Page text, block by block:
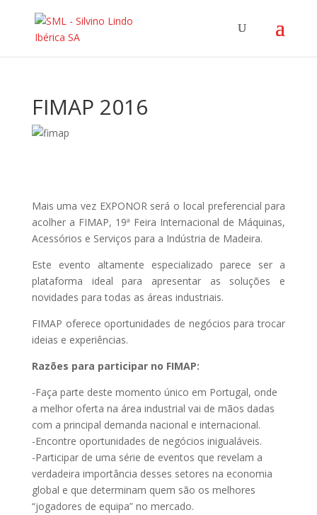
FIMAP 2016
Mais uma vez EXPONOR será o local preferencial para
acolher a FIMAP, 19ª Feira Internacional de Máquinas,
Acessórios e Serviços para a Indústria de Madeira.
Este evento altamente especializado parece ser a
plataforma ideal para apresentar as soluções e
novidades para todas as áreas industriais.
FIMAP oferece oportunidades de negócios para trocar
ideias e experiências.
Razões para participar no FIMAP:
-Faça parte deste momento único em Portugal, onde
a melhor oferta na área industrial vai de mãos dadas
com a principal demanda nacional e internacional.
-Encontre oportunidades de negócios inigualáveis.
-Participar de uma série de eventos que revelam a
verdadeira importância desses setores na economia
global e que determinam quem são os melhores
“jogadores de equipa” no mercado.